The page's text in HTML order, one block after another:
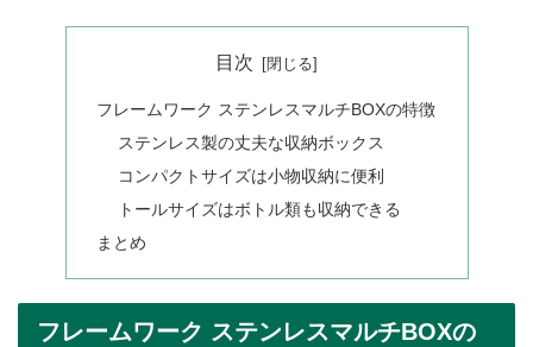
目次
フレームワーク ステンレスマルチBOXの特徴
ステンレス製の丈夫な収納ボックス
コンパクトサイズは小物収納に便利
トールサイズはボトル類も収納できる
まとめ
フレームワーク ステンレスマルチBOXの